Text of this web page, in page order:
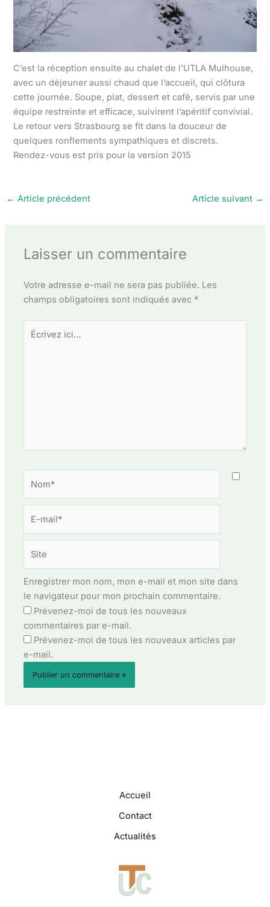
C’est la réception ensuite au chalet de l’UTLA Mulhouse,
avec un déjeuner aussi chaud que l’accueil, qui clôtura
cette journée. Soupe, plat, dessert et café, servis par une
équipe restreinte et efficace, suivirent l’apéritif convivial.
Le retour vers Strasbourg se fit dans la douceur de
quelques ronflements sympathiques et discrets.
Rendez-vous est pris pour la version 2015
← Article précédent Article suivant →
Laisser un commentaire
Votre adresse e-mail ne sera pas publiée. Les
champs obligatoires sont indiqués avec *
Écrivez
ici…
mail*
Enregistrer mon nom, mon e-mail et mon site dans
le navigateur pour mon prochain commentaire.
Prévenez-moi de tous les nouveaux
commentaires par e-mail.
Prévenez-moi de tous les nouveaux articles par
e-mail.
Accueil
Contact
Actualités